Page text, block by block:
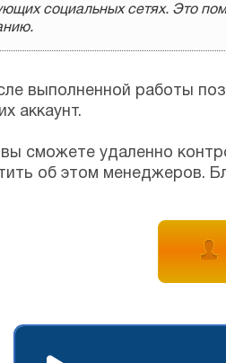
социальных сетях. Это
выполненной работы
аккаунт.
вы сможете удаленно
об этом менеджеров.